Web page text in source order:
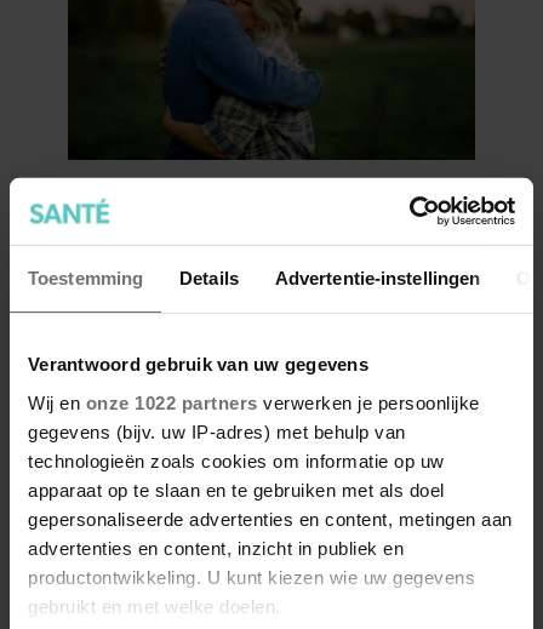
Toestemming Details Advertentie-instellingen
Verantwoord gebruik van uw gegevens
Wij en onze 1022 partners verwerken je persoonlijke
gegevens (bijv. uw IP-adres) met behulp van
technologieën zoals cookies om informatie op uw
apparaat op te slaan en te gebruiken met als doel
gepersonaliseerde advertenties en content, metingen aan
advertenties en content, inzicht in publiek en
productontwikkeling. U kunt kiezen wie uw gegevens
gebruikt en met welke doelen.
Wat als je stiekem verliefd op
een ander bent?
7 kleine dingen die je leven